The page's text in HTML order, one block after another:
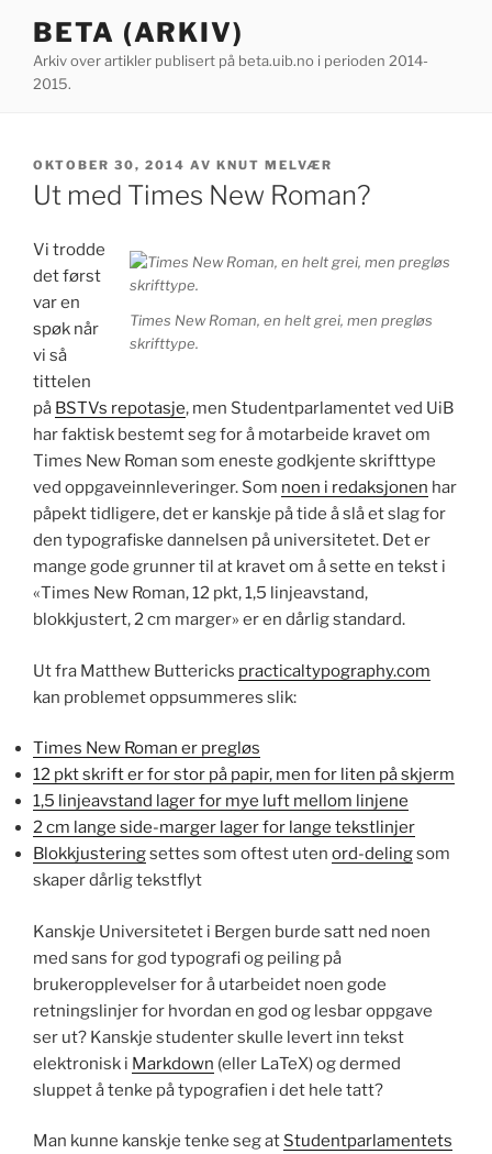
innhold
BETA (ARKIV)
Arkiv over artikler publisert på beta.uib.no i perioden 2014-
2015.
PUBLISERT
OKTOBER 30, 2014 AV KNUT MELVÆR
Ut med Times New Roman?
Times New Roman, en helt grei, men pregløs
skrifttype.
Vi trodde
det først
var en
spøk når
vi så
tittelen
på BSTVs repotasje, men Studentparlamentet ved UiB
har faktisk bestemt seg for å motarbeide kravet om
Times New Roman som eneste godkjente skrifttype
ved oppgaveinnleveringer. Som noen i redaksjonen har
påpekt tidligere, det er kanskje på tide å slå et slag for
den typografiske dannelsen på universitetet. Det er
mange gode grunner til at kravet om å sette en tekst i
«Times New Roman, 12 pkt, 1,5 linjeavstand,
blokkjustert, 2 cm marger» er en dårlig standard.
Ut fra Matthew Buttericks practicaltypography.com
kan problemet oppsummeres slik:
Times New Roman er pregløs
12 pkt skrift er for stor på papir, men for liten på skjerm
1,5 linjeavstand lager for mye luft mellom linjene
2 cm lange side-marger lager for lange tekstlinjer
Blokkjusteringsettes som oftest uten ord-delingsom
skaper dårlig tekstflyt
Kanskje Universitetet i Bergen burde satt ned noen
med sans for god typografi og peiling på
brukeropplevelser for å utarbeidet noen gode
retningslinjer for hvordan en god og lesbar oppgave
ser ut? Kanskje studenter skulle levert inn tekst
elektronisk i Markdown (eller LaTeX) og dermed
sluppet å tenke på typografien i det hele tatt?
Man kunne kanskje tenke seg at Studentparlamentets